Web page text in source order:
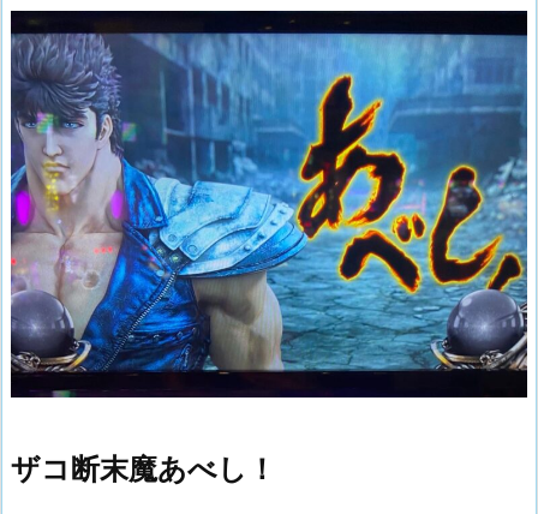
ザコ断末魔あべし！